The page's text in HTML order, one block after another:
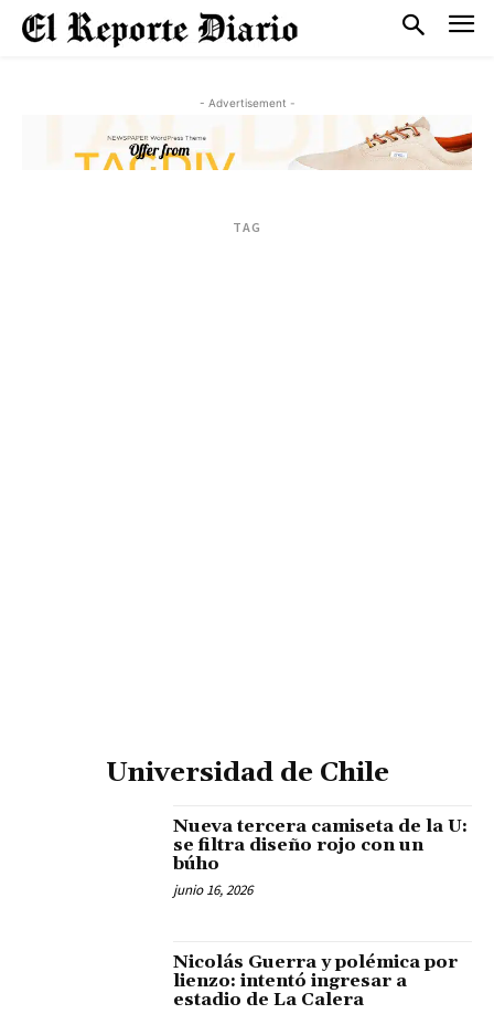
- Advertisement -
TAG
Universidad de Chile
Nueva tercera camiseta de la U:
se filtra diseño rojo con un
búho
junio 16, 2026
Nicolás Guerra y polémica por
lienzo: intentó ingresar a
estadio de La Calera